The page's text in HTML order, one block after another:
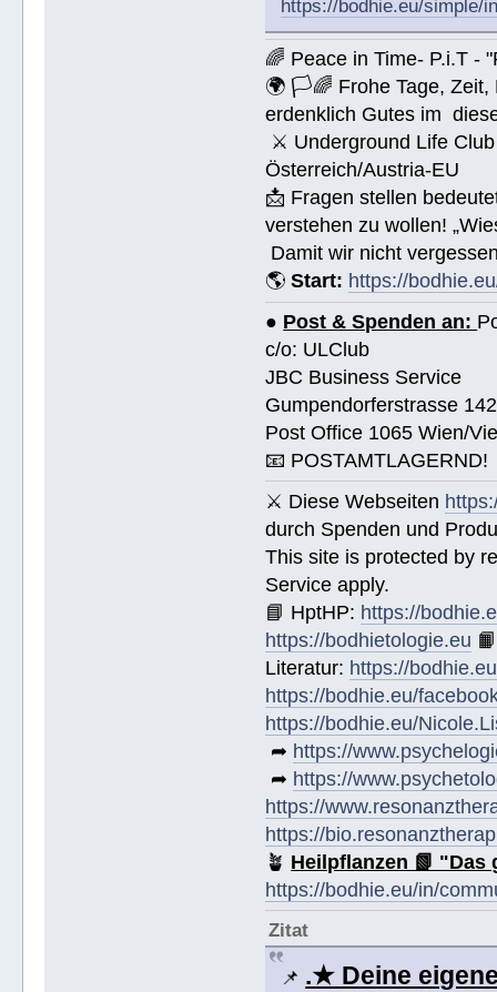
https://bodhie.eu/simple/
🌈 Peace in Time- P.i.T
🌍 🏳🌈 Frohe Tage, Zeit,
erdenklich Gutes im
⚔ Underground Life
Österreich/Austria-EU
📩 Fragen stellen
verstehen zu wollen!
Damit wir nicht
🌎Start: https://
● Post & Spenden an:
c/o: ULClub
JBC Business Service
Gumpendorferstrasse 142
Post Office 1065 Wien/
📧 POSTAMTLAGERND!
⚔ Diese Webseiten
durch Spenden und
This site is protected by
Service apply.
📘 HptHP: https://
https://bodhietologie.eu 📙
Literatur: https://
https://bodhie.eu/
https://bodhie.eu/
➦ https://
➦ https://
https://
https://
🪴 Heilpflanzen 📗
https://bodhie.eu/in/
Zitat
📌 .★ Deine